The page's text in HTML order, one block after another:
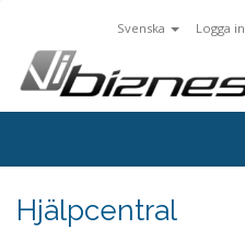
Svenska Logga in
Hjälpcentral